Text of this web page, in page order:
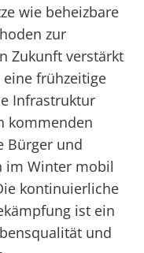
wie beheizbare
zur
Zukunft verstärkt
frühzeitige
Infrastruktur
kommenden
Bürger und
im Winter mobil
kontinuierliche
ist ein
und